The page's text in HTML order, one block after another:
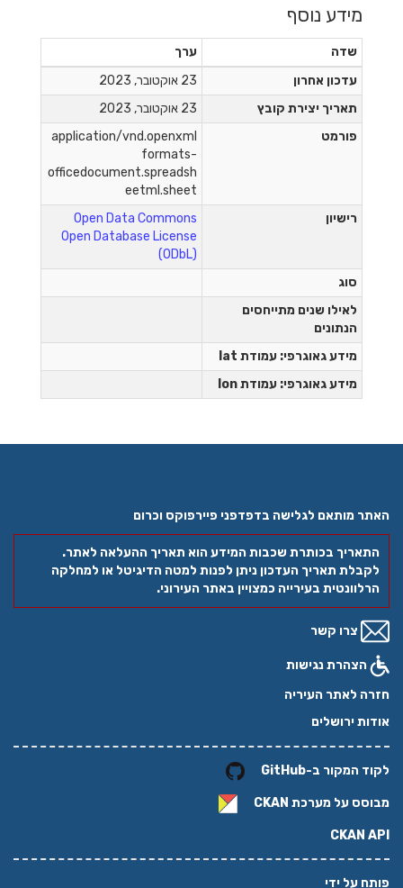
מידע נוסף
שדה
ערך
עדכון אחרון
23 אוקטובר, 2023
תאריך יצירת קובץ
23 אוקטובר, 2023
פורמט
application/vnd.openxml
formats-
officedocument.spreadsh
eetml.sheet
רישיון
Open Data Commons
Open Database License
(ODbL)
סוג
לאילו שנים מתייחסים
הנתונים
מידע גאוגרפי: עמודת lat
מידע גאוגרפי: עמודת lon
האתר מותאם לגלישה בדפדפני פיירפוקס וכרום
התאריך בכותרת שכבות המידע הוא תאריך ההעלאה לאתר.
לקבלת תאריך העדכון ניתן לפנות למטה הדיגיטל או למחלקה
הרלוונטית בעירייה כמצויין באתר העירוני.
צרו קשר
הצהרת נגישות
חזרה לאתר העיריה
אודות ירושלים
לקוד המקור ב-GitHub
מבוסס על מערכת CKAN
CKAN API
פותח על ידי